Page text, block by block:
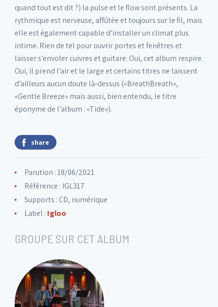
quand tout est dit ?) la pulse et le flow sont présents. La
rythmique est nerveuse, affûtée et toujours sur le fil, mais
elle est également capable d’installer un climat plus
intime. Rien de tel pour ouvrir portes et fenêtres et
laisser s’envoler cuivres et guitare. Oui, cet album respire.
Oui, il prend l’air et le large et certains titres ne laissent
d’ailleurs aucun doute là-dessus («BreathBreath»,
«Gentle Breeze» mais aussi, bien entendu, le titre
éponyme de l’album : «Tide»).
share
Parution : 18/06/2021
Référence : IGL317
Supports : CD, numérique
Label : Igloo
GROUPE SUR CET ALBUM